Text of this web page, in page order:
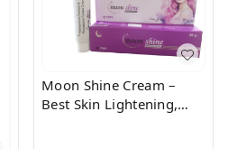
Moon Shine Cream –
Best Skin Lightening,